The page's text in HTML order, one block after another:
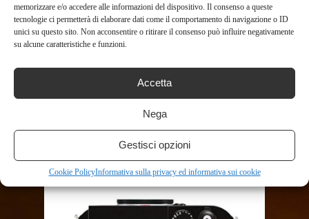
memorizzare e/o accedere alle informazioni del dispositivo. Il consenso a queste
tecnologie ci permetterà di elaborare dati come il comportamento di navigazione o ID
unici su questo sito. Non acconsentire o ritirare il consenso può influire negativamente
su alcune caratteristiche e funzioni.
Accetta
Nega
Gestisci opzioni
Cookie PolicyInformativa sulla privacy ed informativa sui cookie
SHOP
VIDEOCAMERA 4K FOR LA